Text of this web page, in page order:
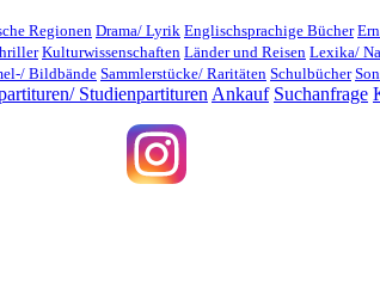
RegionenDrama/ Lyrik Englischsprachige Bücher
Kulturwissenschaften Länder und Reisen Lexika/
BildbändeSammlerstücke/ Raritäten Schulbücher
Studienpartituren Ankauf Suchanfrage